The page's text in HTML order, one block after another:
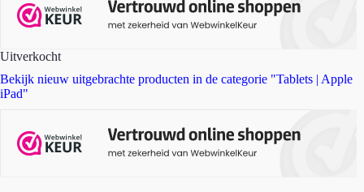
Uitverkocht
Bekijk nieuw uitgebrachte producten in de categorie "Tablets | Apple
iPad"